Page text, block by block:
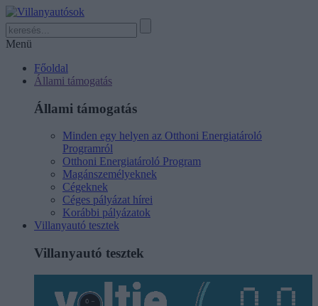
Menü
Főoldal
Állami támogatás
Állami támogatás
Minden egy helyen az Otthoni Energiatároló
Programról
Otthoni Energiatároló Program
Magánszemélyeknek
Cégeknek
Céges pályázat hírei
Korábbi pályázatok
Villanyautó tesztek
Villanyautó tesztek